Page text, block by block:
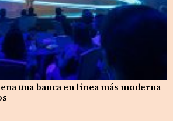
una banca en línea más moderna